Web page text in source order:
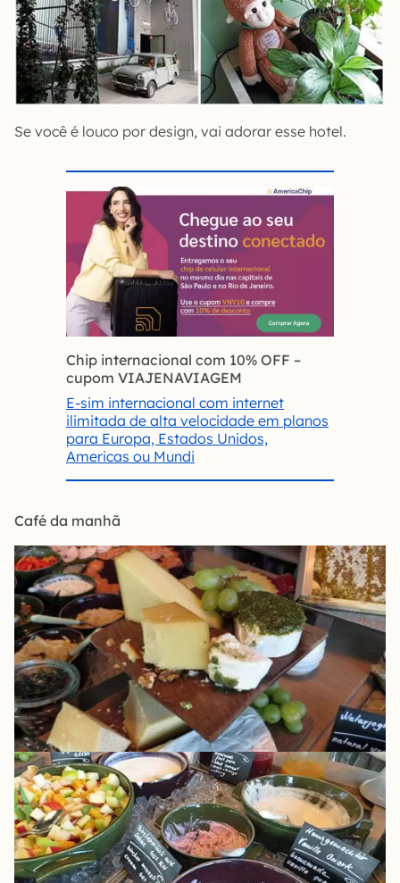
Se você é louco por design, vai adorar esse hotel.
Chip internacional com 10% OFF –
cupom VIAJENAVIAGEM
E-sim internacional com internet
ilimitada de alta velocidade em planos
para Europa, Estados Unidos,
Americas ou Mundi
Café da manhã